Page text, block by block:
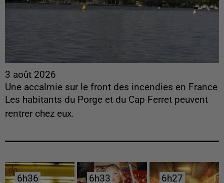
3 août 2026
Une accalmie sur le front des incendies en France
Les habitants du Porge et du Cap Ferret peuvent
rentrer chez eux.
6h36
6h36 6h33
6h33 6h27
6h27